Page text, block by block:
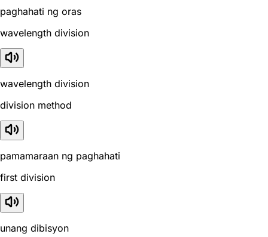
paghahati ng oras
wavelength division
wavelength division
division method
pamamaraan ng paghahati
first division
unang dibisyon